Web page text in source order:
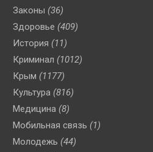
Законы (36)
Здоровье (409)
История (11)
Криминал (1012)
Крым (1177)
Культура (816)
Медицина (8)
Мобильная связь (1)
Молодежь (44)